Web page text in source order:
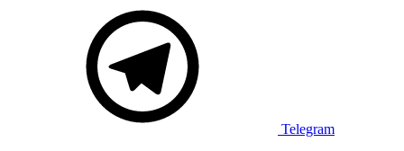
Telegram